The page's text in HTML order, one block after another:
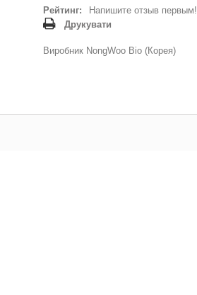
Рейтинг:
Напишите отзыв первым!
Друкувати
Виробник NongWoo Bio (Корея)